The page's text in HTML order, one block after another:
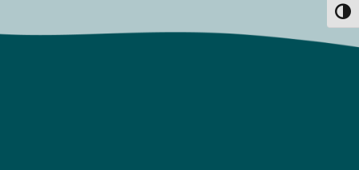
הפעל/כבה ניגודיות גבוהה